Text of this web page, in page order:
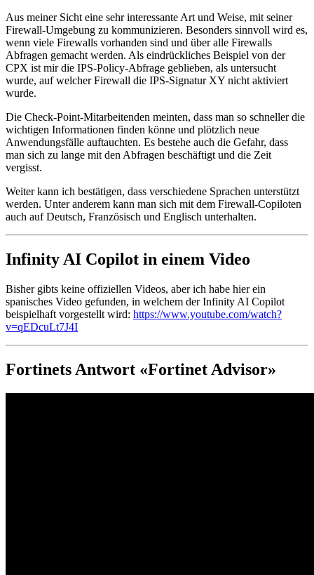
Aus meiner Sicht eine sehr interessante Art und Weise, mit seiner
Firewall-Umgebung zu kommunizieren. Besonders sinnvoll wird es,
wenn viele Firewalls vorhanden sind und über alle Firewalls
Abfragen gemacht werden. Als eindrückliches Beispiel von der
CPX ist mir die IPS-Policy-Abfrage geblieben, als untersucht
wurde, auf welcher Firewall die IPS-Signatur XY nicht aktiviert
wurde.
Die Check-Point-Mitarbeitenden meinten, dass man so schneller die
wichtigen Informationen finden könne und plötzlich neue
Anwendungsfälle auftauchten. Es bestehe auch die Gefahr, dass
man sich zu lange mit den Abfragen beschäftigt und die Zeit
vergisst.
Weiter kann ich bestätigen, dass verschiedene Sprachen unterstützt
werden. Unter anderem kann man sich mit dem Firewall-Copiloten
auch auf Deutsch, Französisch und Englisch unterhalten.
Infinity AI Copilot in einem Video
Bisher gibts keine offiziellen Videos, aber ich habe hier ein
spanisches Video gefunden, in welchem der Infinity AI Copilot
beispielhaft vorgestellt wird: https://www.youtube.com/watch?
v=qEDcuLt7J4I
Fortinets Antwort «Fortinet Advisor»